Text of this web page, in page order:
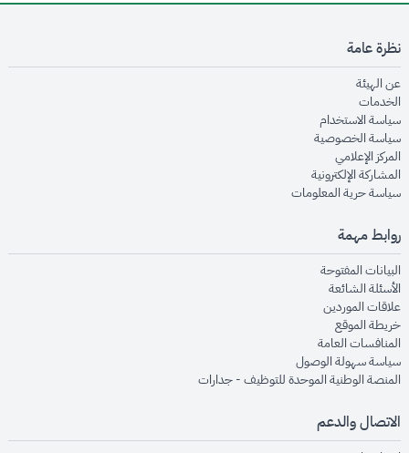
نظرة عامة
عن الهيئةopens in new window
الخدماتopens in new window
سياسة الاستخدام
سياسة الخصوصيةopens in new window
المركز الإعلاميopens in new window
المشاركة الإلكترونيةopens in new window
سياسة حرية المعلوماتopens in new window
روابط مهمة
البيانات المفتوحةopens in new window
الأسئلة الشائعةopens in new window
علاقات الموردينopens in new window
خريطة الموقعopens in new window
المنافسات العامةopens in new window
سياسة سهولة الوصولopens in new window
المنصة الوطنية الموحدة للتوظيف - جداراتopens in new window
الاتصال والدعم